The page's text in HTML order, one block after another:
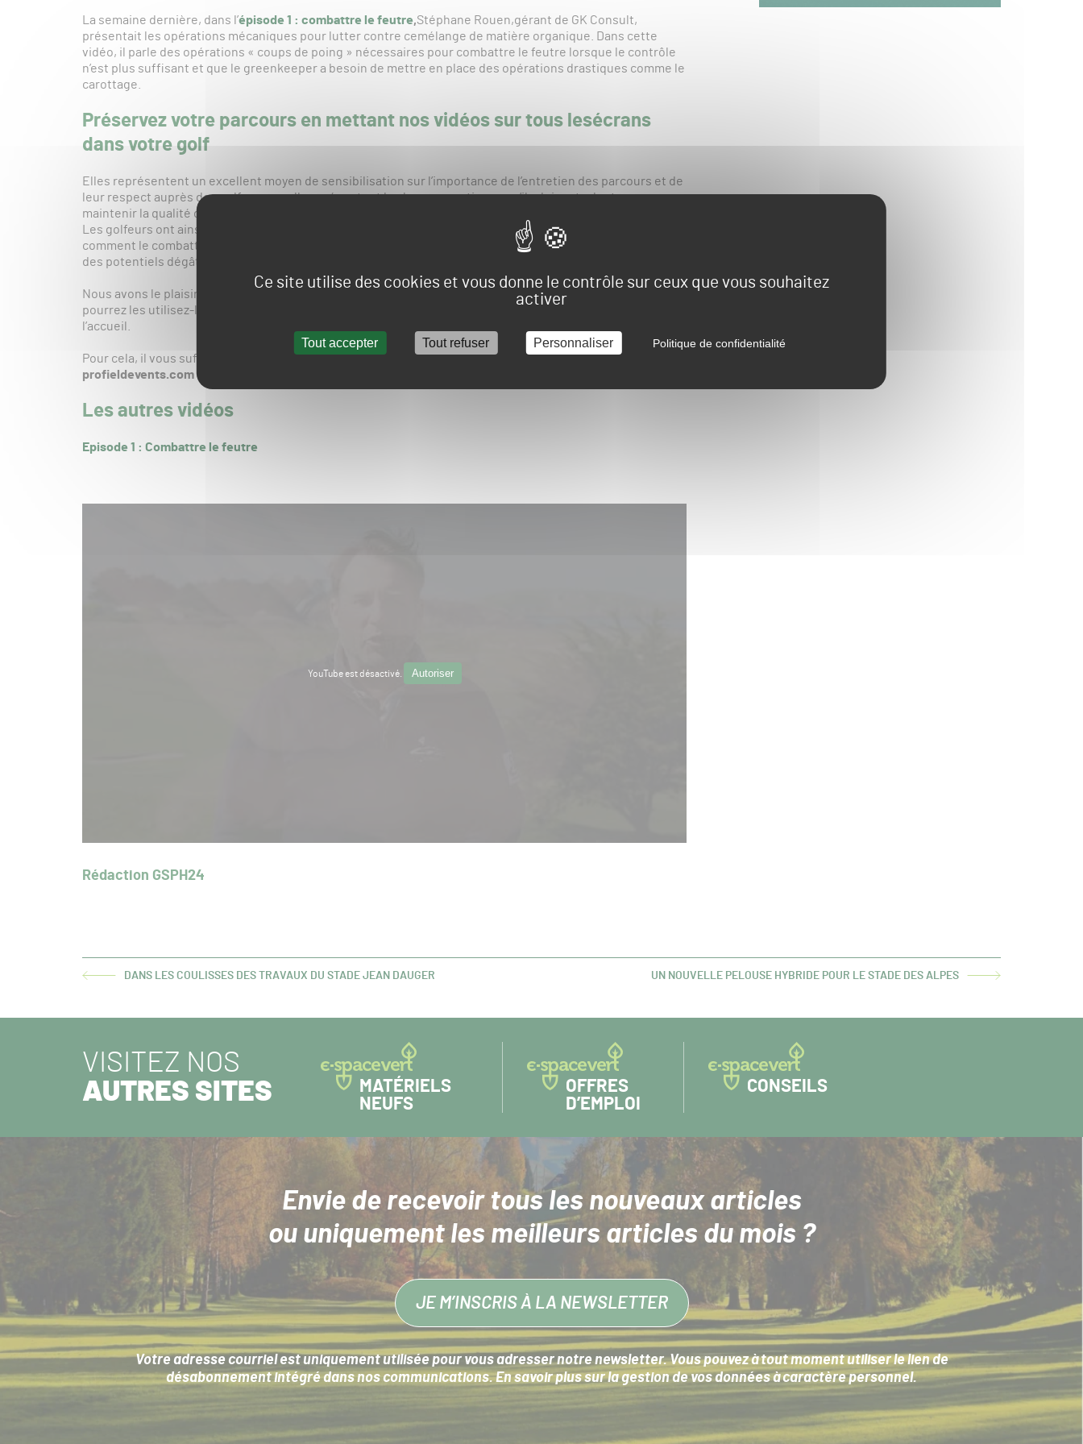
Ce site utilise des cookies et vous donne le contrôle sur ceux que vous souhaitez
activer
Tout accepter Tout refuser Personnaliser Politique de confidentialité
La semaine dernière, dans l’épisode 1 : combattre le feutre,Stéphane Rouen,gérant de GK Consult,
présentait les opérations mécaniques pour lutter contre cemélange de matière organique. Dans cette
vidéo, il parle des opérations « coups de poing » nécessaires pour combattre le feutre lorsque le contrôle
n’est plus suffisant et que le greenkeeper a besoin de mettre en place des opérations drastiques comme le
carottage.
Préservez votre parcours en mettant nos vidéos sur tous lesécrans
dans votre golf
Elles représentent un excellent moyen de sensibilisation sur l’importance de l’entretien des parcours et de
leur respect auprès des golfeurscar elles présentent les bonnes pratiques qu’ils doivent adopter pour
maintenir la qualité du parcours et donc du jeu.
Les golfeurs ont ainsi accès à du contenu inédit sur les pitchs, la qualité d’un green, sur le feutre et
comment le combattre, sur les emplacements de drapeau ou encore sur les bunkers, la gestion de l’eau et
des potentiels dégâts sur un terrain engazonné.
Nous avons le plaisir de vous les céder gracieusement, avec la possibilité de les personnaliser. Vous
pourrez les utilisez-les sur votre site internet ou sur tous vos écrans au restaurant, clubhouse ou à
l’accueil.
Pour cela, il vous suffit de nous en faire la demande par mail à l’adresse suivante :info.gsph24
profieldevents.com
Les autres vidéos
Episode 1 : Combattre le feutre
YouTube est désactivé. Autoriser
Rédaction GSPH24
ARTICLEDANS LES COULISSES DES TRAVAUX DU STADE JEAN DAUGER
ARTICLE
UN NOUVELLE PELOUSE HYBRIDE POUR LE STADE DES ALPES
VISITEZ NOS
AUTRES SITES
MATÉRIELS
NEUFS
OFFRES
D’EMPLOI
CONSEILS
Envie de recevoir tous les nouveaux articles
ou uniquement les meilleurs articles du mois ?
JE M’INSCRIS À LA NEWSLETTER
Votre adresse courriel est uniquement utilisée pour vous adresser notre newsletter. Vous pouvez à tout moment utiliser le lien de
désabonnement intégré dans nos communications. En savoir plus sur lagestion de vos données à caractère personnel.